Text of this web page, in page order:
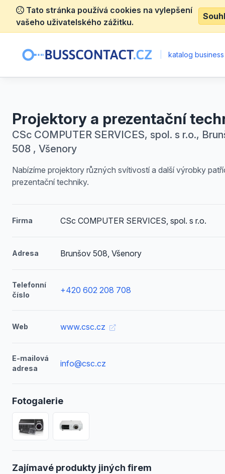
Tato stránka používá cookies na vylepšení
vašeho uživatelského zážitku.
katalog
Projektory a prezentační
CSc COMPUTER SERVICES, spol. s r.o.,
508 , Všenory
Nabízíme projektory různých svítivostí a další výrobky
prezentační techniky.
Firma CSc COMPUTER SERVICES, spol. s r.o.
Adresa Brunšov 508, Všenory
Telefonní
číslo
+420 602 208 708
Web www.csc.cz
E-mailová
adresa
info@csc.cz
Fotogalerie
Zajímavé produkty jiných firem